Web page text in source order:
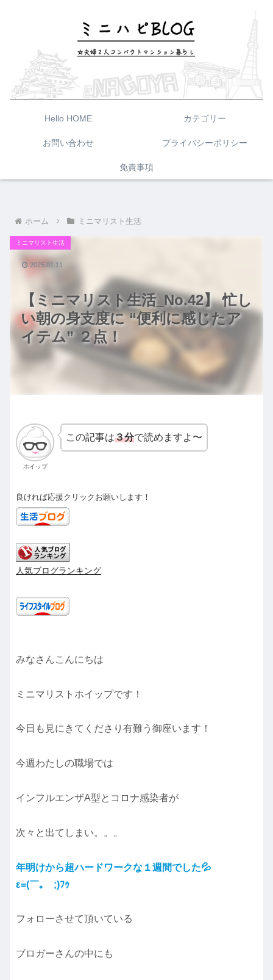
Hello HOME カテゴリー
お問い合わせ プライバシーポリシー
免責事項
ホーム ミニマリスト生活
【ミニマリスト生活_No.42】 忙し
い朝の身支度に “便利に感じたア
イテム” ２点！
ミニマリスト生活
2025.01.11
ホイップ
この記事は３分で読めますよ〜
良ければ応援クリックお願いします！
人気ブログランキング
みなさんこんにちは
ミニマリストホイップです！
今日も見にきてくださり有難う御座います！
今週わたしの職場では
インフルエンザA型とコロナ感染者が
次々と出てしまい。。。
年明けから超ハードワークな１週間でした💦
ε=(￣｡￣;)ﾌｩ
フォローさせて頂いている
ブロガーさんの中にも